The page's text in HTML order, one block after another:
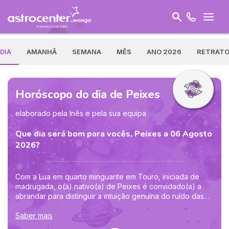
DIA AMANHÃ SEMANA MÊS ANO 2026 RETRATO
Horóscopo do dia de Peixes
elaborado pela Inês e pela sua equipa
Que dia será bom para vocês, Peixes a 06 Agosto
2026?
Com a Lua em quarto minguante em Touro, iniciada de
madrugada, o(a) nativo(a) de Peixes é convidado(a) a
abrandar para distinguir a intuição genuína do ruído das
preocupações. O dia favorece arrumações discretas: uma
gaveta, uma promessa antiga, um pensamento que já
pesa demasiado. Ao fim da tarde, Vénus prepara a
Saber mais